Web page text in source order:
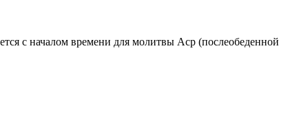
с началом времени для молитвы Аср (послеобеденной